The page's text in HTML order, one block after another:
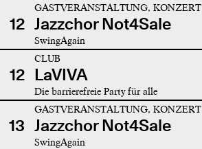
12
GASTVERANSTALTUNG, KONZERT
Jazzchor Not4Sale
SwingAgain
12
CLUB
LaVIVA
Die barrierefreie Party für alle
13
GASTVERANSTALTUNG, KONZERT
Jazzchor Not4Sale
SwingAgain